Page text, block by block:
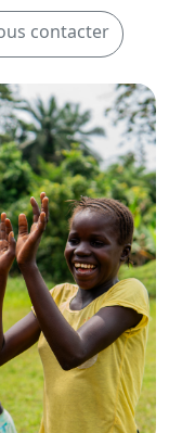
contacter